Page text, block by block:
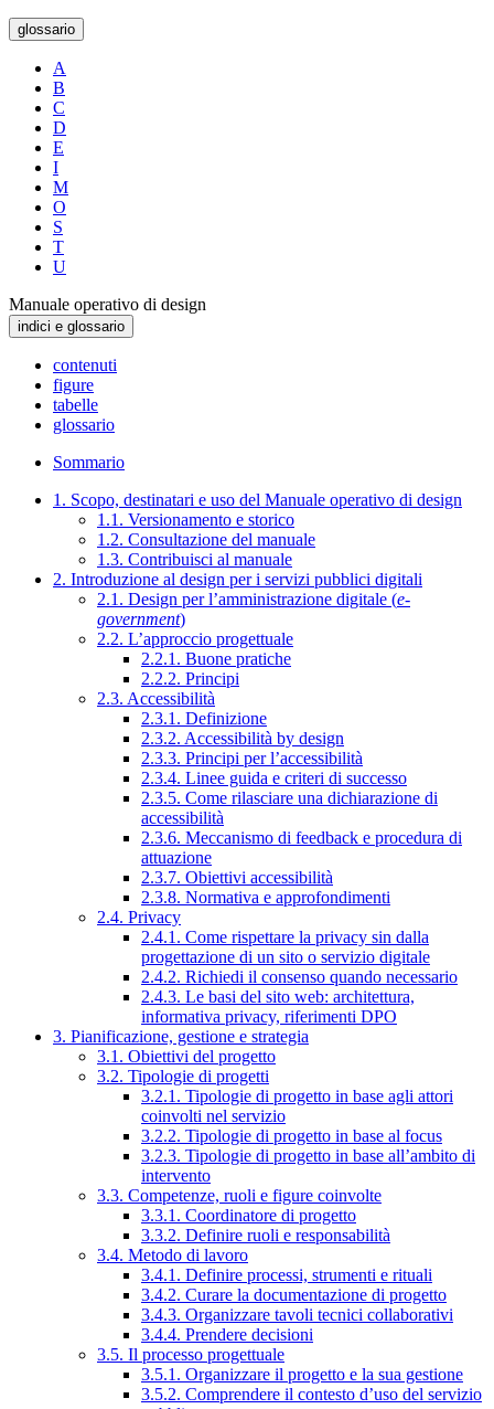
glossario
A
B
C
D
E
I
M
O
S
T
U
Manuale operativo di design
indici e glossario
contenuti
figure
tabelle
glossario
Sommario
1. Scopo, destinatari e uso del Manuale operativo di design
1.1. Versionamento e storico
1.2. Consultazione del manuale
1.3. Contribuisci al manuale
2. Introduzione al design per i servizi pubblici digitali
2.1. Design per l’amministrazione digitale (e-
government)
2.2. L’approccio progettuale
2.2.1. Buone pratiche
2.2.2. Principi
2.3. Accessibilità
2.3.1. Definizione
2.3.2. Accessibilità by design
2.3.3. Principi per l’accessibilità
2.3.4. Linee guida e criteri di successo
2.3.5. Come rilasciare una dichiarazione di
accessibilità
2.3.6. Meccanismo di feedback e procedura di
attuazione
2.3.7. Obiettivi accessibilità
2.3.8. Normativa e approfondimenti
2.4. Privacy
2.4.1. Come rispettare la privacy sin dalla
progettazione di un sito o servizio digitale
2.4.2. Richiedi il consenso quando necessario
2.4.3. Le basi del sito web: architettura,
informativa privacy, riferimenti DPO
3. Pianificazione, gestione e strategia
3.1. Obiettivi del progetto
3.2. Tipologie di progetti
3.2.1. Tipologie di progetto in base agli attori
coinvolti nel servizio
3.2.2. Tipologie di progetto in base al focus
3.2.3. Tipologie di progetto in base all’ambito di
intervento
3.3. Competenze, ruoli e figure coinvolte
3.3.1. Coordinatore di progetto
3.3.2. Definire ruoli e responsabilità
3.4. Metodo di lavoro
3.4.1. Definire processi, strumenti e rituali
3.4.2. Curare la documentazione di progetto
3.4.3. Organizzare tavoli tecnici collaborativi
3.4.4. Prendere decisioni
3.5. Il processo progettuale
3.5.1. Organizzare il progetto e la sua gestione
3.5.2. Comprendere il contesto d’uso del servizio